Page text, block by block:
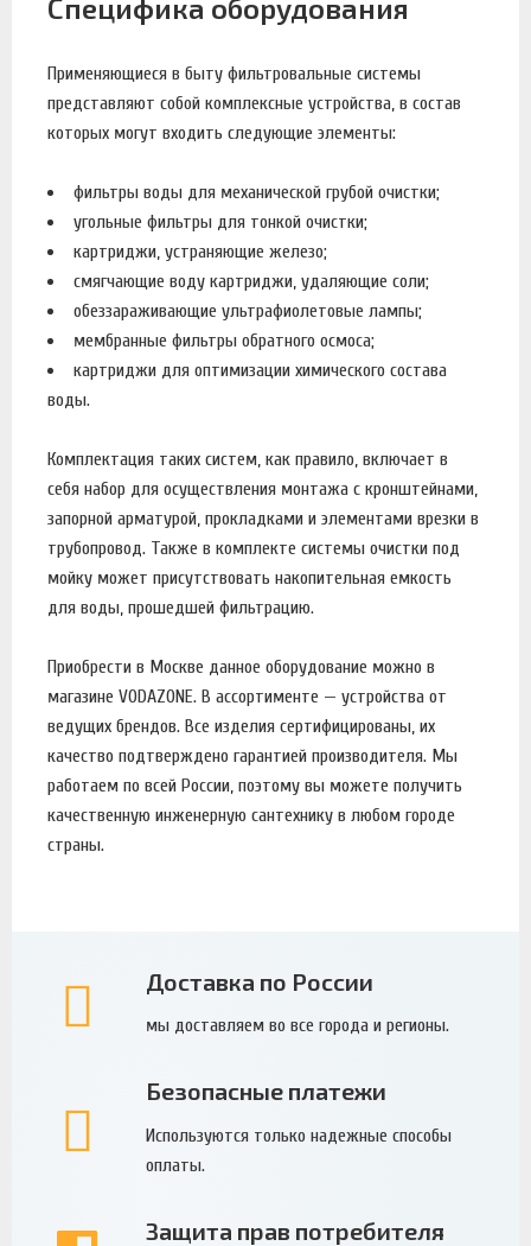
Специфика оборудования
Применяющиеся в быту фильтровальные системы
представляют собой комплексные устройства, в состав
которых могут входить следующие элементы:
фильтры воды для механической грубой очистки;
угольные фильтры для тонкой очистки;
картриджи, устраняющие железо;
смягчающие воду картриджи, удаляющие соли;
обеззараживающие ультрафиолетовые лампы;
мембранные фильтры обратного осмоса;
картриджи для оптимизации химического состава
воды.
Комплектация таких систем, как правило, включает в
себя набор для осуществления монтажа с кронштейнами,
запорной арматурой, прокладками и элементами врезки в
трубопровод. Также в комплекте системы очистки под
мойку может присутствовать накопительная емкость
для воды, прошедшей фильтрацию.
Приобрести в Москве данное оборудование можно в
магазине VODAZONE. В ассортименте — устройства от
ведущих брендов. Все изделия сертифицированы, их
качество подтверждено гарантией производителя. Мы
работаем по всей России, поэтому вы можете получить
качественную инженерную сантехнику в любом городе
страны.
Доставка по России
мы доставляем во все города и регионы.
Безопасные платежи
Используются только надежные способы
оплаты.
Защита прав потребителя